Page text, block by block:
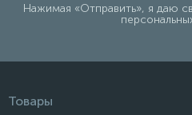
Нажимая «Отправить», я даю
Товары